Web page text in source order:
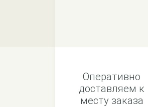
Оперативно
доставляем к
месту заказа